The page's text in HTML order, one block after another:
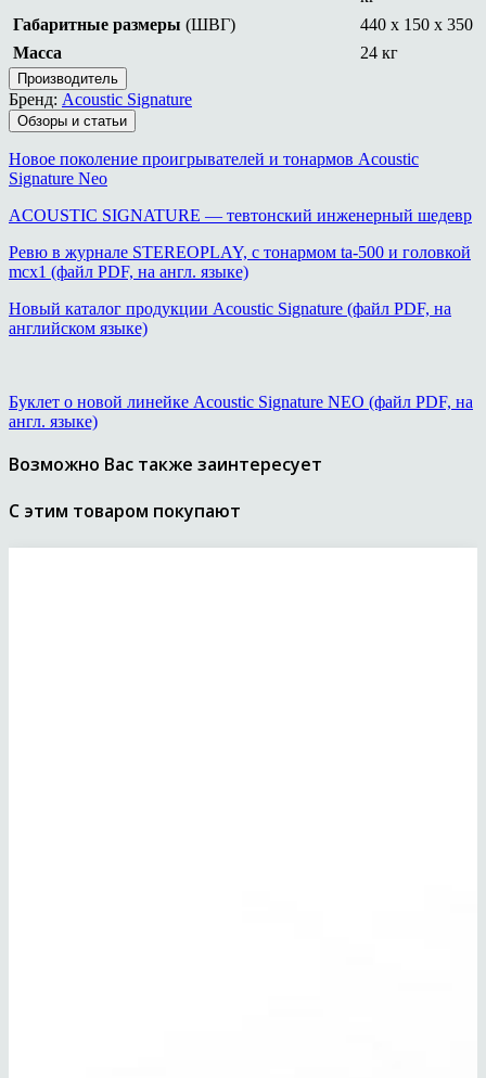
Габаритные размеры (ШВГ)
440 x 150 x 350
Масса
24 кг
Производитель
Бренд: Acoustic Signature
Обзоры и статьи
Новое поколение проигрывателей и тонармов Acoustic
Signature Neo
ACOUSTIC SIGNATURE — тевтонский инженерный шедевр
Ревю в журнале STEREOPLAY, с тонармом ta-500 и головкой
mcx1 (файл PDF, на англ. языке)
Новый каталог продукции Acoustic Signature (файл PDF, на
английском языке)
Буклет о новой линейке Acoustic Signature NEO (файл PDF, на
англ. языке)
Возможно Вас также заинтересует
С этим товаром покупают